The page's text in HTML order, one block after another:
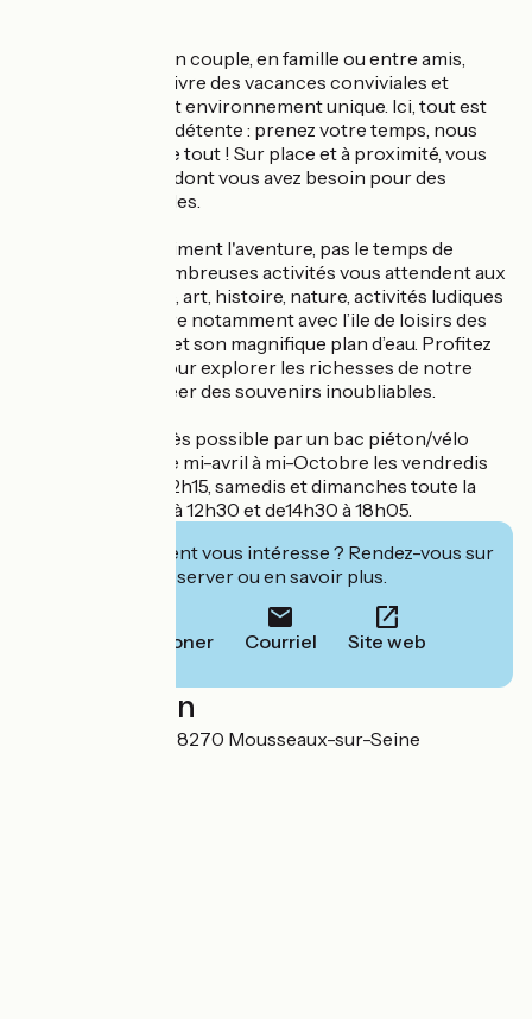
Que vous veniez en couple, en famille ou entre amis,
préparez-vous à vivre des vacances conviviales et
agréables dans cet environnement unique. Ici, tout est
pensé pour votre détente : prenez votre temps, nous
nous occupons de tout ! Sur place et à proximité, vous
trouverez tout ce dont vous avez besoin pour des
vacances tranquilles.
Et pour ceux qui aiment l'aventure, pas le temps de
s'ennuyer ! De nombreuses activités vous attendent aux
alentours : culture, art, histoire, nature, activités ludiques
et bien plus encore notamment avec l’ile de loisirs des
Boucles de Seine et son magnifique plan d’eau. Profitez
de votre séjour pour explorer les richesses de notre
belle région et créer des souvenirs inoubliables.
Accueil Vélo. Accès possible par un bac piéton/vélo
depuis Vétheuil de mi-avril à mi-Octobre les vendredis
matin de 10h15 à 12h15, samedis et dimanches toute la
journée de 10h45 à 12h30 et de14h30 à 18h05.
Cet établissement vous intéresse ? Rendez-vous sur
leur site pour réserver ou en savoir plus.
Téléphoner Courriel Site web
Localisation
1, Chemin de l'île 78270 Mousseaux-sur-Seine